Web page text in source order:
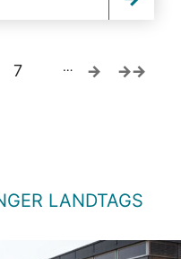
7 …
LANDTAGS